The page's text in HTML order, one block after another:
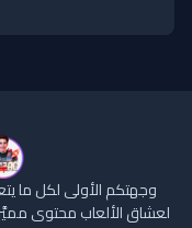
وجهتكم الأولى لكل ما
لعشاق الألعاب محتوى